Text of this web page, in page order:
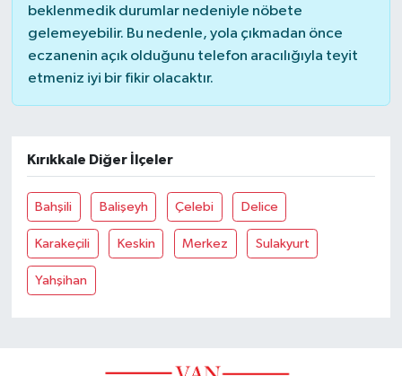
beklenmedik durumlar nedeniyle nöbete
gelemeyebilir. Bu nedenle, yola çıkmadan önce
eczanenin açık olduğunu telefon aracılığıyla teyit
etmeniz iyi bir fikir olacaktır.
Kırıkkale Diğer İlçeler
Bahşili Balişeyh Çelebi Delice
Karakeçili Keskin Merkez Sulakyurt
Yahşihan